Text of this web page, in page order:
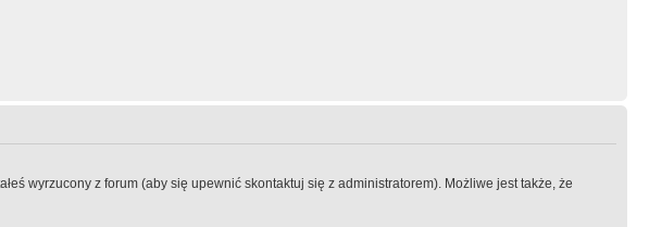
wyrzucony z forum (aby się upewnić skontaktuj się z administratorem). Możliwe jest także, że